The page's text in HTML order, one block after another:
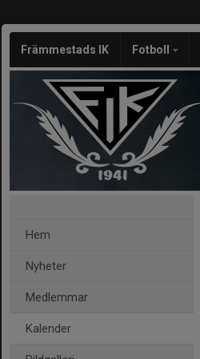
Främmestads IK Fotboll
Hem
Nyheter
Medlemmar
Kalender